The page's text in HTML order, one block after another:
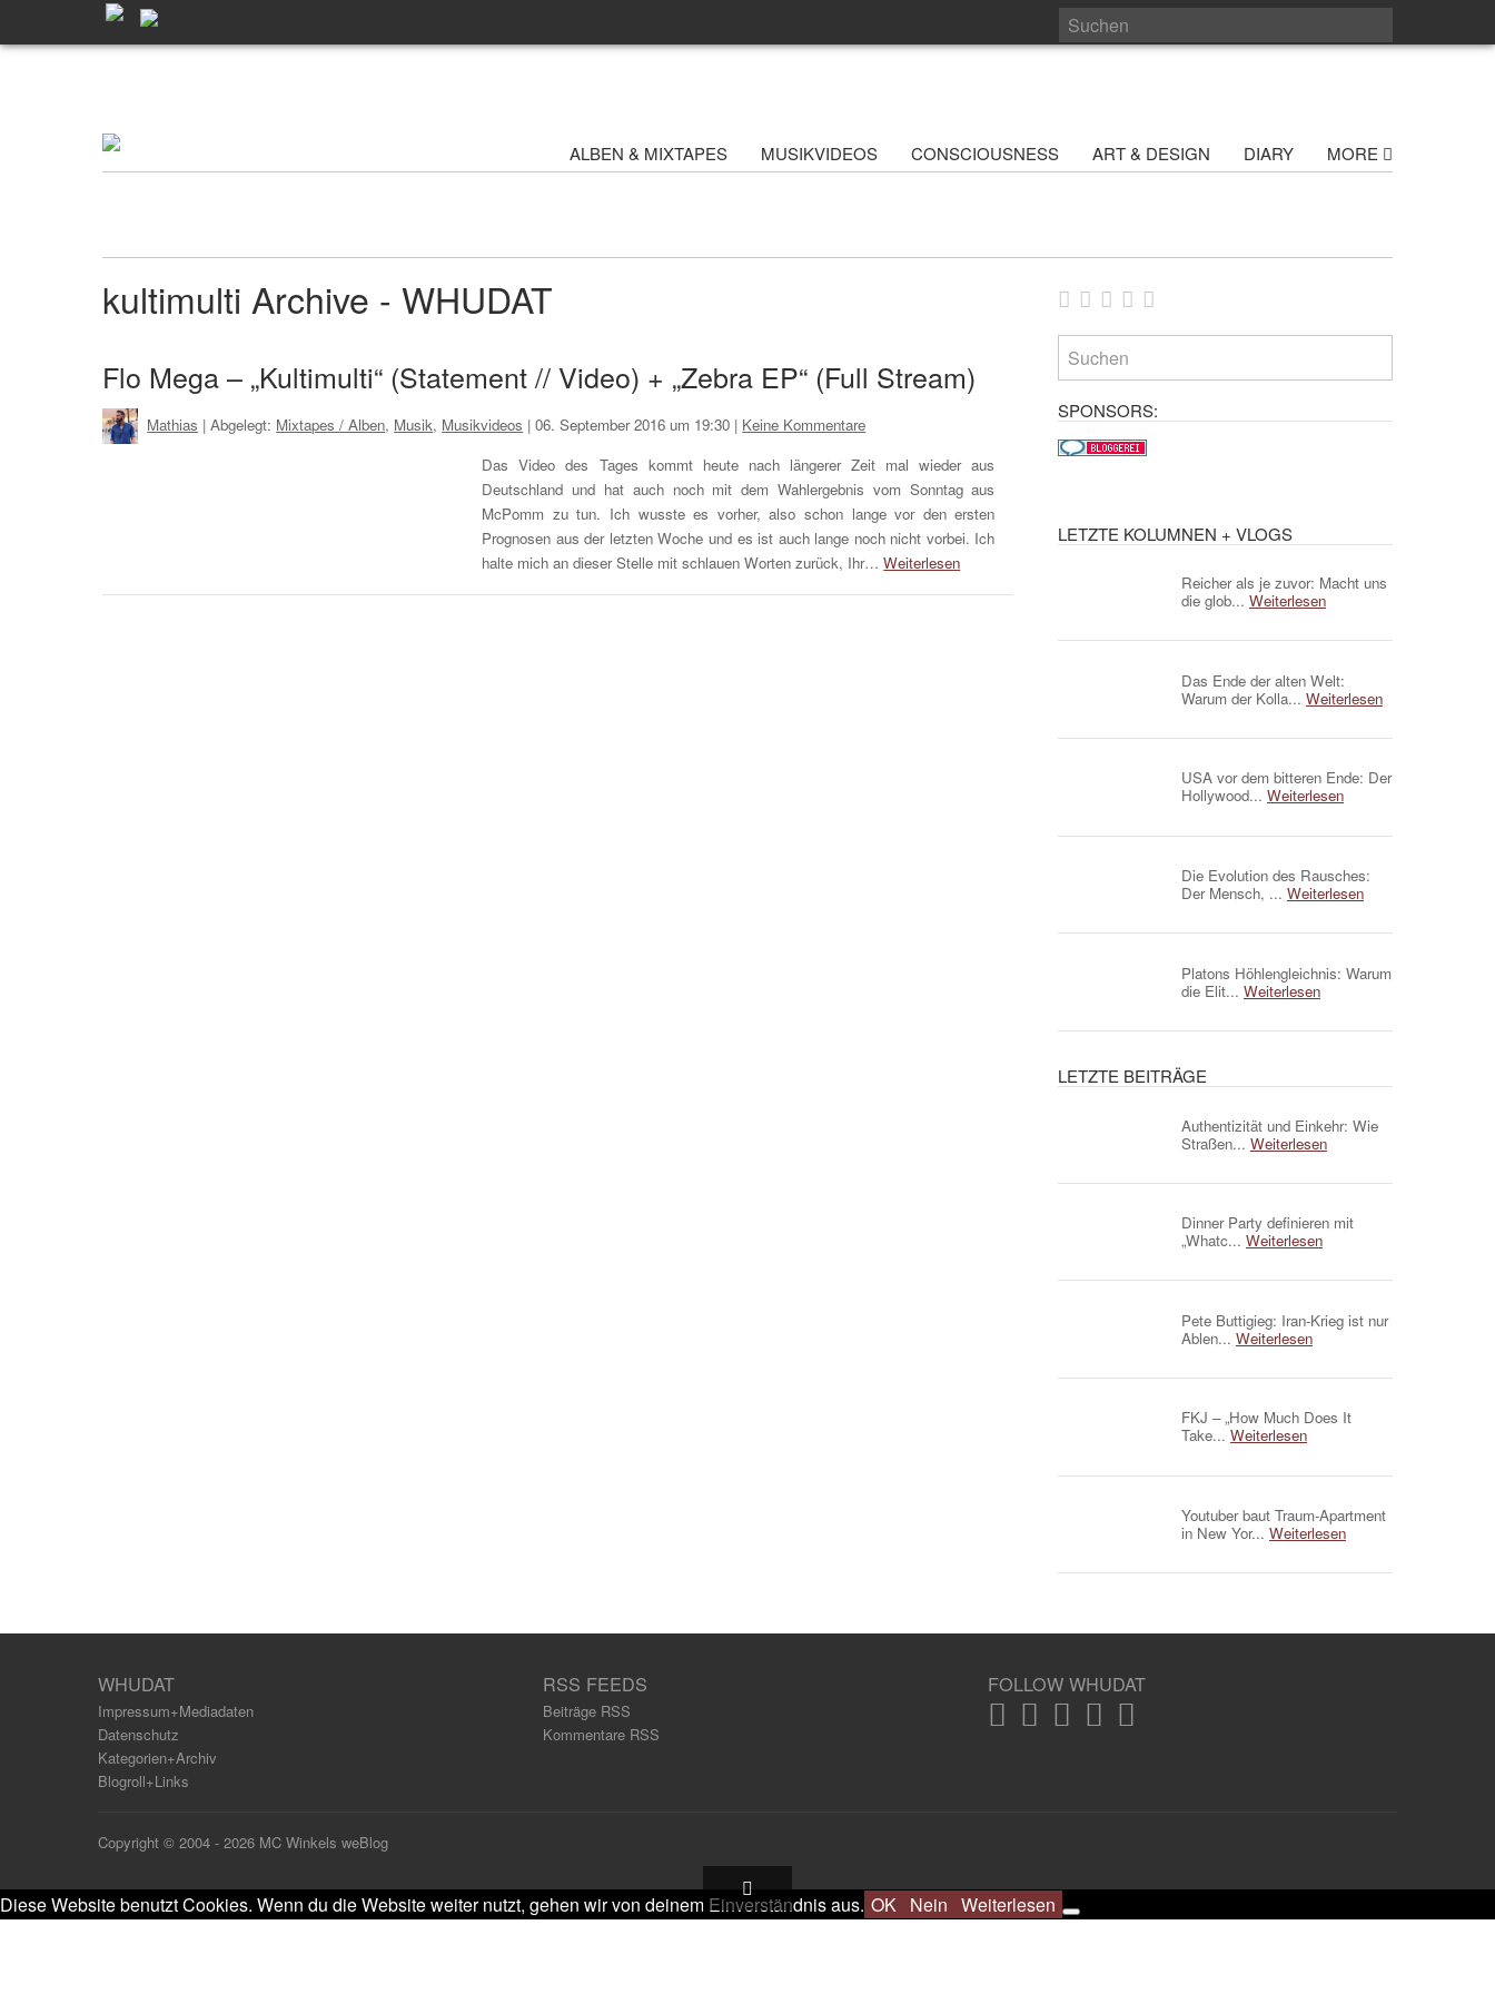
ALBEN & MIXTAPES MUSIKVIDEOS CONSCIOUSNESS ART & DESIGN DIARY MORE
kultimulti Archive - WHUDAT
Flo Mega – „Kultimulti“ (Statement // Video) + „Zebra EP“ (Full Stream)
Mathias | Abgelegt: Mixtapes / Alben, Musik, Musikvideos |06. September 2016 um 19:30 | Keine Kommentare
Das Video des Tages kommt heute nach längerer Zeit mal wieder aus
Deutschland und hat auch noch mit dem Wahlergebnis vom Sonntag aus
McPomm zu tun. Ich wusste es vorher, also schon lange vor den ersten
Prognosen aus der letzten Woche und es ist auch lange noch nicht vorbei. Ich
halte mich an dieser Stelle mit schlauen Worten zurück, Ihr…Weiterlesen
SPONSORS:
LETZTE KOLUMNEN + VLOGS
Reicher als je zuvor: Macht uns
die glob... Weiterlesen
Das Ende der alten Welt:
Warum der Kolla... Weiterlesen
USA vor dem bitteren Ende: Der
Hollywood... Weiterlesen
Die Evolution des Rausches:
Der Mensch, ... Weiterlesen
Platons Höhlengleichnis: Warum
die Elit... Weiterlesen
LETZTE BEITRÄGE
Authentizität und Einkehr: Wie
Straßen... Weiterlesen
Dinner Party definieren mit
„Whatc... Weiterlesen
Pete Buttigieg: Iran-Krieg ist nur
Ablen... Weiterlesen
FKJ – „How Much Does It
Take... Weiterlesen
Youtuber baut Traum-Apartment
in New Yor... Weiterlesen
WHUDAT
Impressum+Mediadaten
Datenschutz
Kategorien+Archiv
Blogroll+Links
RSS FEEDS
Beiträge RSS
Kommentare RSS
FOLLOW WHUDAT
Copyright © 2004 - 2026 MC Winkels weBlog
Diese Website benutzt Cookies. Wenn du die Website weiter nutzt, gehen wir von deinem Einverständnis aus. OK Nein Weiterlesen